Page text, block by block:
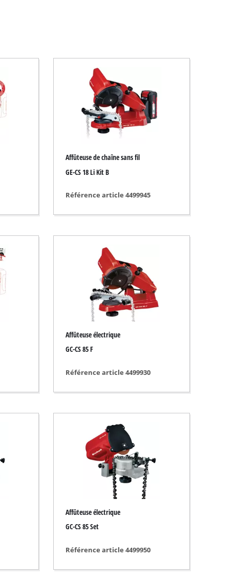
Affûteuse de chaîne sans fil
GE-CS 18 Li Kit B
Référence article 4499945
Affûteuse électrique
GC-CS 85 F
Référence article 4499930
Affûteuse électrique
GC-CS 85 Set
Référence article 4499950